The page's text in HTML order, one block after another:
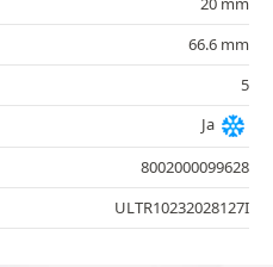
66.6 mm
5
Ja
8002000099628
ULTR10232028127I